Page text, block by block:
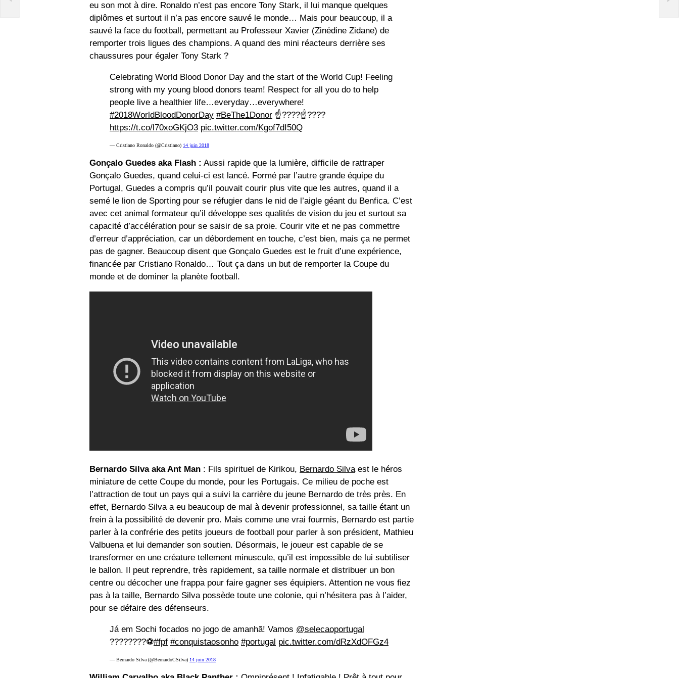
eu son mot à dire. Ronaldo n’est pas encore Tony Stark, il lui manque quelques
diplômes et surtout il n’a pas encore sauvé le monde… Mais pour beaucoup, il a
sauvé la face du football, permettant au Professeur Xavier (Zinédine Zidane) de
remporter trois ligues des champions. A quand des mini réacteurs derrière ses
chaussures pour égaler Tony Stark ?
Celebrating World Blood Donor Day and the start of the World Cup! Feeling
strong with my young blood donors team! Respect for all you do to help
people live a healthier life…everyday…everywhere!
#2018WorldBloodDonorDay #BeThe1Donor ☝????☝????
https://t.co/l70xoGKjO3 pic.twitter.com/Kgof7dI50Q
— Cristiano Ronaldo (@Cristiano) 14 juin 2018
Gonçalo Guedes aka Flash : Aussi rapide que la lumière, difficile de rattraper
Gonçalo Guedes, quand celui-ci est lancé. Formé par l’autre grande équipe du
Portugal, Guedes a compris qu’il pouvait courir plus vite que les autres, quand il a
semé le lion de Sporting pour se réfugier dans le nid de l’aigle géant du Benfica. C’est
avec cet animal formateur qu’il développe ses qualités de vision du jeu et surtout sa
capacité d’accélération pour se saisir de sa proie. Courir vite et ne pas commettre
d’erreur d’appréciation, car un débordement en touche, c’est bien, mais ça ne permet
pas de gagner. Beaucoup disent que Gonçalo Guedes est le fruit d’une expérience,
financée par Cristiano Ronaldo… Tout ça dans un but de remporter la Coupe du
monde et de dominer la planète football.
Bernardo Silva aka Ant Man : Fils spirituel de Kirikou, Bernardo Silvaest le héros
miniature de cette Coupe du monde, pour les Portugais. Ce milieu de poche est
l’attraction de tout un pays qui a suivi la carrière du jeune Bernardo de très près. En
effet, Bernardo Silva a eu beaucoup de mal à devenir professionnel, sa taille étant un
frein à la possibilité de devenir pro. Mais comme une vrai fourmis, Bernardo est partie
parler à la confrérie des petits joueurs de football pour parler à son président, Mathieu
Valbuena et lui demander son soutien. Désormais, le joueur est capable de se
transformer en une créature tellement minuscule, qu’il est impossible de lui subtiliser
le ballon. Il peut reprendre, très rapidement, sa taille normale et distribuer un bon
centre ou décocher une frappa pour faire gagner ses équipiers. Attention ne vous fiez
pas à la taille, Bernardo Silva possède toute une colonie, qui n’hésitera pas à l’aider,
pour se défaire des défenseurs.
Já em Sochi focados no jogo de amanhã! Vamos @selecaoportugal
????????⚽️#fpf #conquistaosonho #portugal pic.twitter.com/dRzXdOFGz4
— Bernardo Silva (@BernardoCSilva) 14 juin 2018